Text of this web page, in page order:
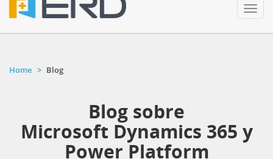
Home Blog
Blog sobre
Microsoft Dynamics 365 y
Power Platform